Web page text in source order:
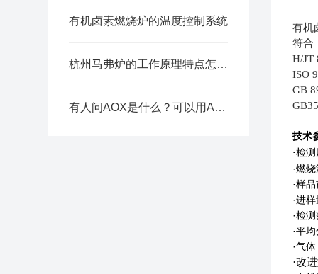
有机卤素燃烧炉的温度控制系统
杭州马弗炉的工作原理特点怎么样呢
有人问AOX是什么？可以用AOX有机卤素燃烧炉吗
有机
符合
H/JT
ISO
GB
技术
·检测
·燃
·样
·进
·检
·平
·气
·改